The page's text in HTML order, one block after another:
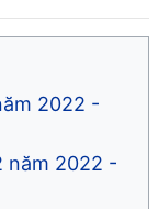
2022 -
năm 2022 -